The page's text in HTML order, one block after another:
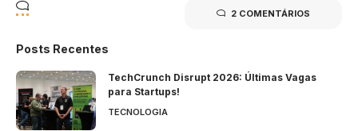
2 COMENTÁRIOS
Posts Recentes
TechCrunch Disrupt 2026: Últimas Vagas
para Startups!
TECNOLOGIA